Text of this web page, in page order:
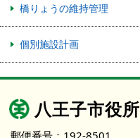
橋りょうの維持管理
個別施設計画
八王子市役所
郵便番号：192-8501